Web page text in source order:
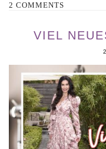
2 COMMENTS
VIEL